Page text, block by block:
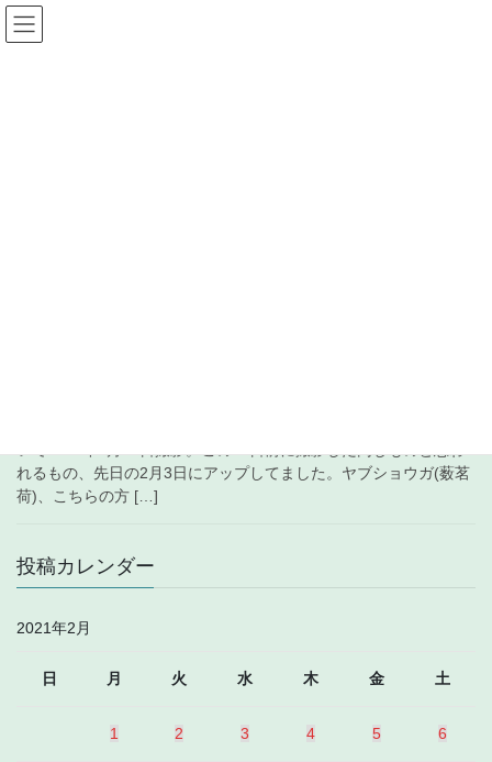
コ
ン
ナ
ビ
いで2020年7月29日撮影。この12日前に撮影した同じものと思わ
れるもの、先日の2月3日にアップしてました。ヤブショウガ(薮茗
荷)、こちらの方 […]
投稿カレンダー
2021年2月
日 月 火 水 木 金 土
1 2 3 4 5 6